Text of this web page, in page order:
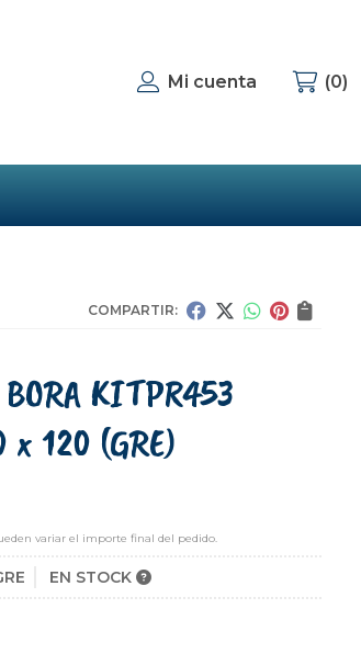
Mi cuenta 0
COMPARTIR:
KITPR453
x 120 (GRE)
variar el importe final del pedido.
EN STOCK